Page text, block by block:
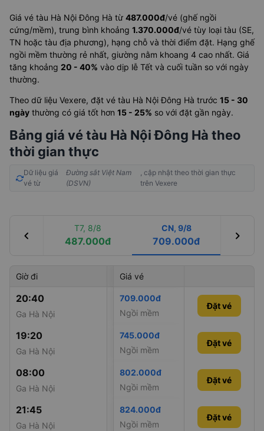
Giá vé tàu Hà Nội Đông Hà từ 487.000đ/vé (ghế ngồi
cứng/mềm), trung bình khoảng 1.370.000đ/vé tùy loại tàu (SE,
TN hoặc tàu địa phương), hạng chỗ và thời điểm đặt. Hạng ghế
ngồi mềm thường rẻ nhất, giường nằm khoang 4 cao nhất. Giá
tăng khoảng 20 - 40% vào dịp lễ Tết và cuối tuần so với ngày
thường.
Theo dữ liệu Vexere, đặt vé tàu Hà Nội Đông Hà trước 15 - 30
ngày thường có giá tốt hơn 15 - 25% so với đặt gần ngày.
Bảng giá vé tàu Hà Nội Đông Hà theo
thời gian thực
Dữ liệu giá
vé từ
Đường sắt Việt Nam
(DSVN)
, cập nhật theo thời gian thực
trên Vexere
chevron_left
T7, 8/8
487.000đ
CN, 9/8
709.000đ chevron_right
Giờ đi Giờ đến
Giá vé
20:40
Ga Hà Nội
10:10
Ga Đông Hà
SE11
709.000đ
Ngồi mềm
Đặt vé
19:20
Ga Hà Nội
06:35
Ga Đông Hà
SE3
745.000đ
Ngồi mềm
Đặt vé
08:00
Ga Hà Nội
20:03
Ga Đông Hà
SE5
802.000đ
Ngồi mềm
Đặt vé
21:45
Ga Hà Nội
09:10
Ga Đông Hà
SE1
824.000đ
Ngồi mềm
Đặt vé